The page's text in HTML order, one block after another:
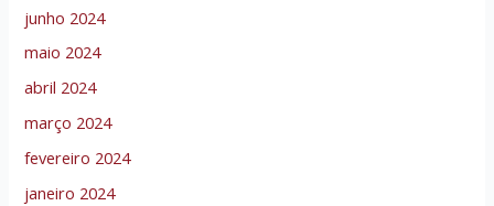
junho 2024
maio 2024
abril 2024
março 2024
fevereiro 2024
janeiro 2024